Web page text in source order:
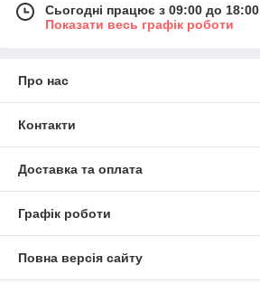
Сьогодні працює з 09:00 до 18:00
Показати весь графік роботи
Про нас
Контакти
Доставка та оплата
Графік роботи
Повна версія сайту